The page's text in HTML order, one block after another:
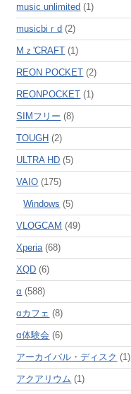
music unlimited (1)
musicbiｒd (2)
Mｚ'CRAFT (1)
REON POCKET (2)
REONPOCKET (1)
SIMフリー (8)
TOUGH (2)
ULTRA HD (5)
VAIO (175)
Windows (5)
VLOGCAM (49)
Xperia (68)
XQD (6)
α (588)
αカフェ (8)
α体験会 (6)
アーカイバル・ディスク (1)
アクアリウム (1)